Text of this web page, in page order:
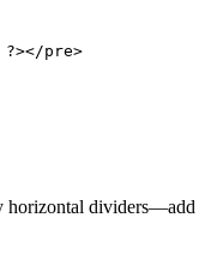
?></pre>
horizontal dividers—add